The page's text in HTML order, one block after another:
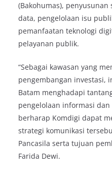
(Bakohumas),
data, pengelolaan isu
pemanfaatan teknologi
pelayanan publik.
“Sebagai kawasan yang
pengembangan investasi,
Batam menghadapi
pengelolaan informasi
berharap Komdigi dapat
strategi komunikasi
Pancasila serta tujuan
Farida Dewi.